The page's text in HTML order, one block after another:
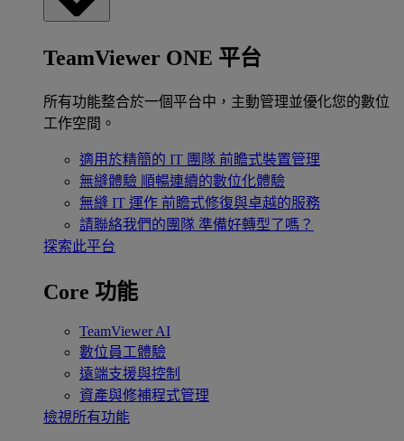
TeamViewer ONE 平台
所有功能整合於一個平台中，主動管理並優化您的數位
工作空間。
適用於精簡的 IT 團隊 前瞻式裝置管理
無縫體驗 順暢連續的數位化體驗
無縫 IT 運作 前瞻式修復與卓越的服務
請聯絡我們的團隊 準備好轉型了嗎？
探索此平台
Core 功能
TeamViewer AI
數位員工體驗
遠端支援與控制
資產與修補程式管理
檢視所有功能